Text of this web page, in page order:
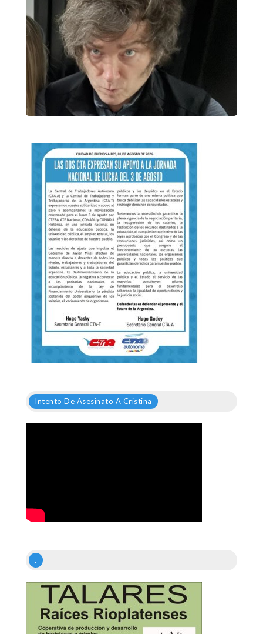
Intento De Asesinato A Cristina
.